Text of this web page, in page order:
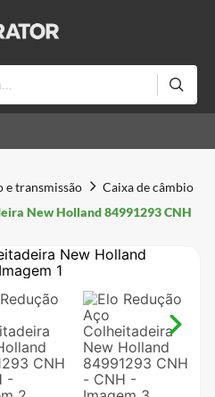
e transmissão
Caixa de câmbio
New Holland 84991293 CNH